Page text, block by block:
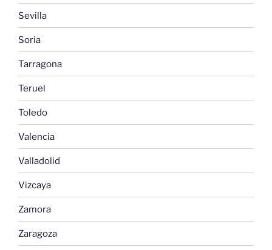
Sevilla
Soria
Tarragona
Teruel
Toledo
Valencia
Valladolid
Vizcaya
Zamora
Zaragoza